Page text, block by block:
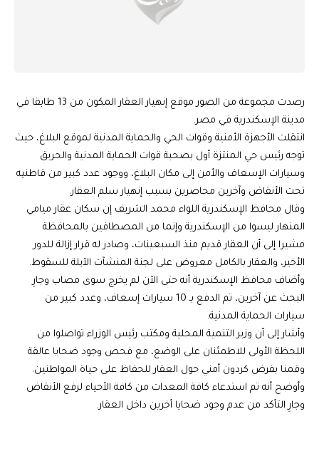
رصدت مجموعة من الصور موقع إنهيار العقار المكون من 13 طابقا في
مدينة الإسكندرية في مصر.
انتقلت الأجهزة الأمنية وقوات الحي والحماية المدنية لموقع البلاغ، حيث
توجه رئيس حي المنتزة أول بصحبة قوات الحماية المدنية والحريق
وسيارات الإسعاف والأمن إلى مكان البلاغ، ووجود عدد كبير من قاطنيه
تحت الأنقاض وآخرين محاصرين بسبب إنهيار سلم العقار.
وقال محافظ الإسكندرية اللواء محمد الشريف إن سكان عقار ميامي
المنهار ليسوا من الإسكندرية وإنما من المصطافين بالمحافظة
مشيرا إلى أن العقار قديم منذ السبعينات، وصادر له قرار إزالة للدور
الأخير، والعقار بالكامل معروض على لجنة المنشآت الآيلة للسقوط.
وأضاف محافظ الإسكندرية أنه حتى الآن لم يخرج سوى مصاب وجارِ
البحث عن آخرين، تم الدفع بـ 10 سيارات إسعاف، وعدد كبير من
سيارات الحماية المدنية.
وأشار إلى أن وزير التنمية المحلية ومكتب رئيس الوزراء تواصلوا من
اللحظة الأولى للاطمئنان على الوضع، مع فحص وجود ضحايا عالقة
وقمنا بفرض كردون أمني حول العقار للحفاظ على حياة المواطنين.
وأوضح أنه تم استدعاء كافة المعدات من كافة الأحياء لرفع الأنقاض
وجارِ التأكد من عدم وجود ضحايا أخرين داخل العقار.